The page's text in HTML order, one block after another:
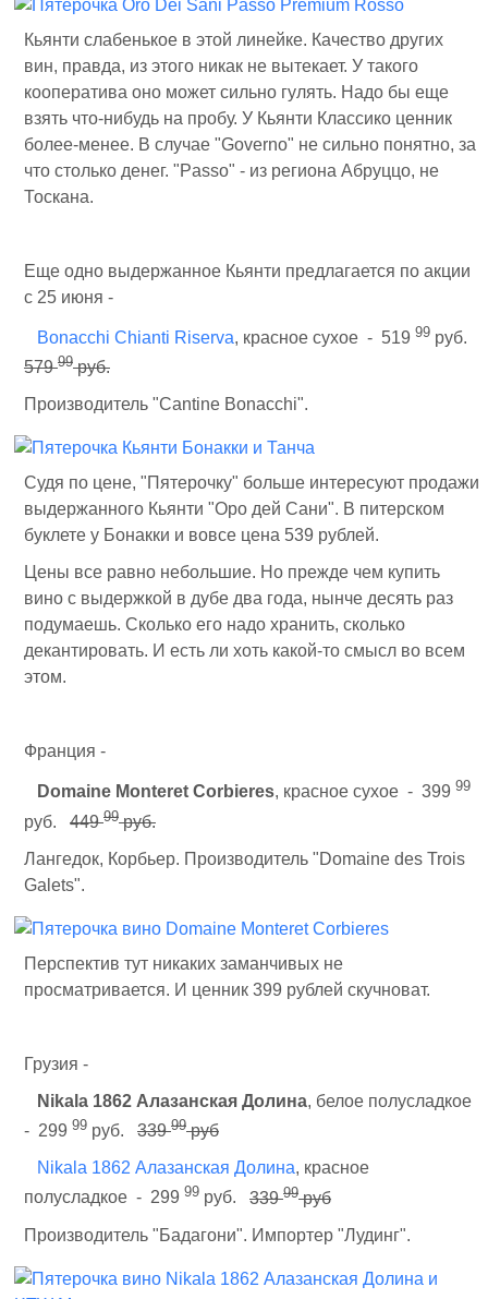
Кьянти слабенькое в этой линейке. Качество других
вин, правда, из этого никак не вытекает. У такого
кооператива оно может сильно гулять. Надо бы еще
взять что-нибудь на пробу. У Кьянти Классико ценник
более-менее. В случае "Governo" не сильно понятно, за
что столько денег. "Passo" - из региона Абруццо, не
Тоскана.
Еще одно выдержанное Кьянти предлагается по акции
с 25 июня -
Bonacchi Chianti Riserva, красное сухое - 519 99 руб.
57999руб.
Производитель "Cantine Bonacchi".
Судя по цене, "Пятерочку" больше интересуют продажи
выдержанного Кьянти "Оро дей Сани". В питерском
буклете у Бонакки и вовсе цена 539 рублей.
Цены все равно небольшие. Но прежде чем купить
вино с выдержкой в дубе два года, нынче десять раз
подумаешь. Сколько его надо хранить, сколько
декантировать. И есть ли хоть какой-то смысл во всем
этом.
Франция -
Domaine Monteret Corbieres, красное сухое - 399 99
руб. 44999руб.
Лангедок, Корбьер. Производитель "Domaine des Trois
Galets".
Перспектив тут никаких заманчивых не
просматривается. И ценник 399 рублей скучноват.
Грузия -
Nikala 1862 Алазанская Долина, белое полусладкое
- 299 99 руб. 33999руб
Nikala 1862 Алазанская Долина, красное
полусладкое - 299 99 руб. 33999руб
Производитель "Бадагони". Импортер "Лудинг".